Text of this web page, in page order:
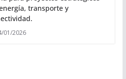
transporte y
01/2026